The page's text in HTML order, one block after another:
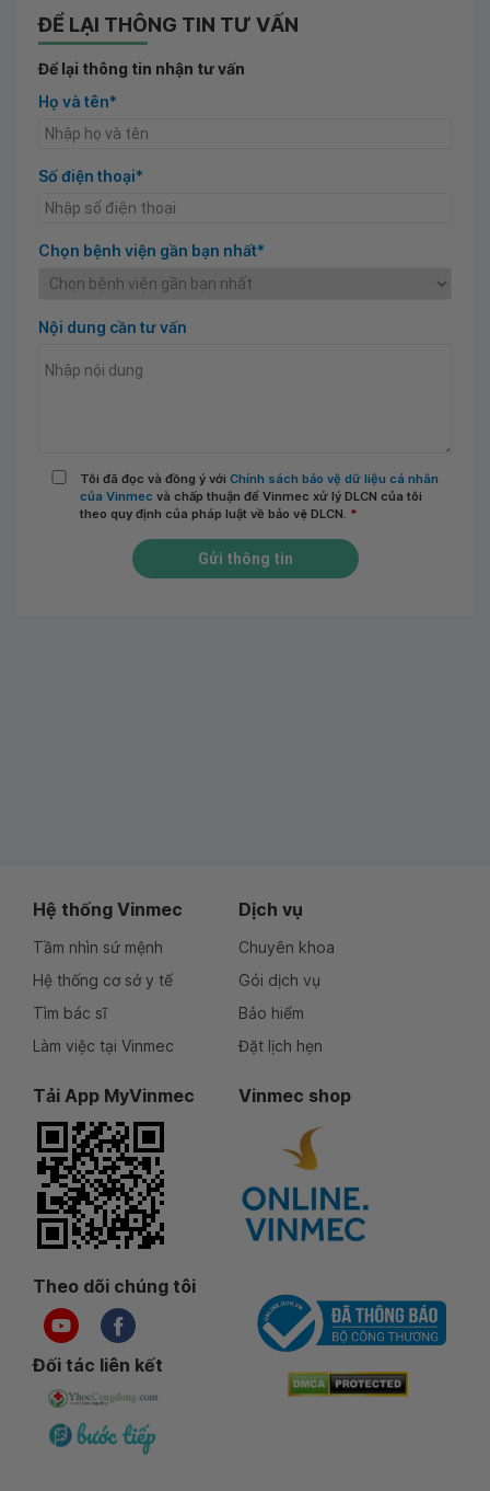
ĐỂ LẠI THÔNG TIN TƯ VẤN
Để lại thông tin nhận tư vấn
Họ và tên*
Số điện thoại*
Chọn bệnh viện gần bạn nhất*
Nội dung cần tư vấn
Tôi đã đọc và đồng ý với Chính sách bảo vệ dữ liệu cá nhân
của Vinmec và chấp thuận để Vinmec xử lý DLCN của tôi
theo quy định của pháp luật về bảo vệ DLCN. *
Gửi thông tin
Hệ thống Vinmec
Tầm nhìn sứ mệnh
Hệ thống cơ sở y tế
Tìm bác sĩ
Làm việc tại Vinmec
Dịch vụ
Chuyên khoa
Gói dịch vụ
Bảo hiểm
Đặt lịch hẹn
Tải App MyVinmec Vinmec shop
Theo dõi chúng tôi
Đối tác liên kết